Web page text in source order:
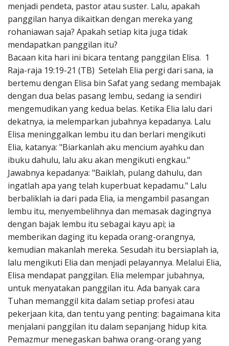
menjadi pendeta, pastor atau suster. Lalu, apakah
panggilan hanya dikaitkan dengan mereka yang
rohaniawan saja? Apakah setiap kita juga tidak
mendapatkan panggilan itu?
Bacaan kita hari ini bicara tentang panggilan Elisa. 1
Raja-raja 19:19-21 (TB) Setelah Elia pergi dari sana, ia
bertemu dengan Elisa bin Safat yang sedang membajak
dengan dua belas pasang lembu, sedang ia sendiri
mengemudikan yang kedua belas. Ketika Elia lalu dari
dekatnya, ia melemparkan jubahnya kepadanya. Lalu
Elisa meninggalkan lembu itu dan berlari mengikuti
Elia, katanya: "Biarkanlah aku mencium ayahku dan
ibuku dahulu, lalu aku akan mengikuti engkau."
Jawabnya kepadanya: "Baiklah, pulang dahulu, dan
ingatlah apa yang telah kuperbuat kepadamu." Lalu
berbaliklah ia dari pada Elia, ia mengambil pasangan
lembu itu, menyembelihnya dan memasak dagingnya
dengan bajak lembu itu sebagai kayu api; ia
memberikan daging itu kepada orang-orangnya,
kemudian makanlah mereka. Sesudah itu bersiaplah ia,
lalu mengikuti Elia dan menjadi pelayannya. Melalui Elia,
Elisa mendapat panggilan. Elia melempar jubahnya,
untuk menyatakan panggilan itu. Ada banyak cara
Tuhan memanggil kita dalam setiap profesi atau
pekerjaan kita, dan tentu yang penting: bagaimana kita
menjalani panggilan itu dalam sepanjang hidup kita.
Pemazmur menegaskan bahwa orang-orang yang